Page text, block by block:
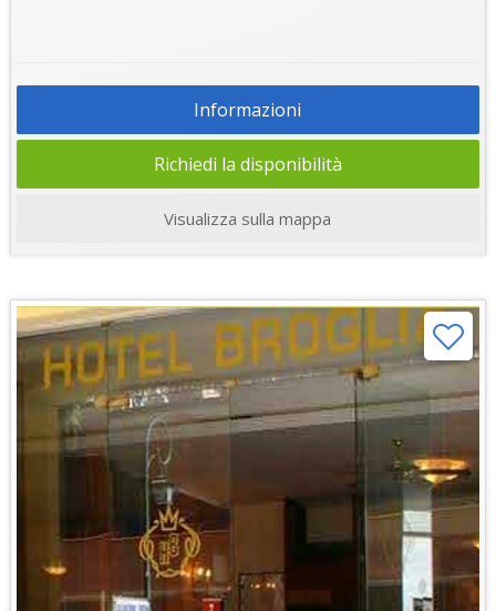
Informazioni
Richiedi la disponibilità
Visualizza sulla mappa